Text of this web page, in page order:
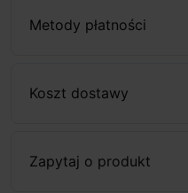
Metody płatności
Koszt dostawy
Zapytaj o produkt